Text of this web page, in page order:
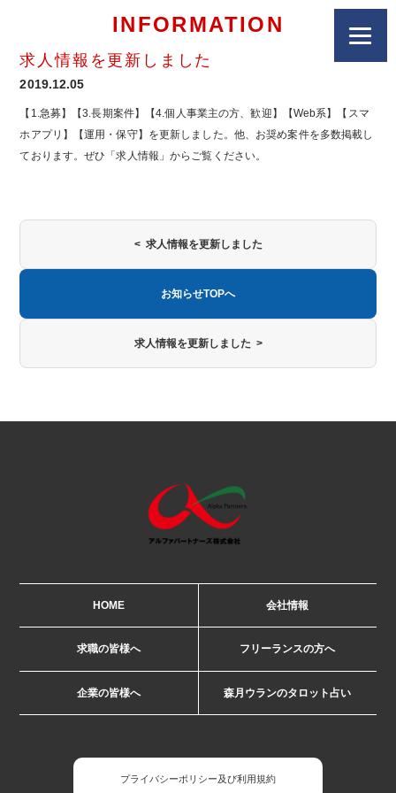
INFORMATION
求人情報を更新しました
2019.12.05
【1.急募】【3.長期案件】【4.個人事業主の方、歓迎】【Web系】【スマ
ホアプリ】【運用・保守】を更新しました。他、お奨め案件を多数掲載し
ております。ぜひ「求人情報」からご覧ください。
< 求人情報を更新しました
お知らせTOPへ
求人情報を更新しました >
HOME 会社情報
求職の皆様へ フリーランスの方へ
企業の皆様へ 森月ウランのタロット占い
プライバシーポリシー及び利用規約